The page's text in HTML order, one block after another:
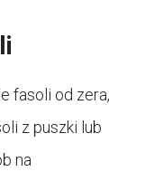
fasoli od zera,
z puszki lub
na